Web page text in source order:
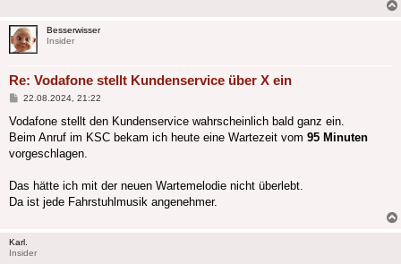
Besserwisser
Insider
Re: Vodafone stellt Kundenservice über X ein
Beitrag
22.08.2024, 21:22
Vodafone stellt den Kundenservice wahrscheinlich bald ganz ein.
Beim Anruf im KSC bekam ich heute eine Wartezeit vom 95 Minuten
vorgeschlagen.
Das hätte ich mit der neuen Wartemelodie nicht überlebt.
Da ist jede Fahrstuhlmusik angenehmer.
Karl.
Insider